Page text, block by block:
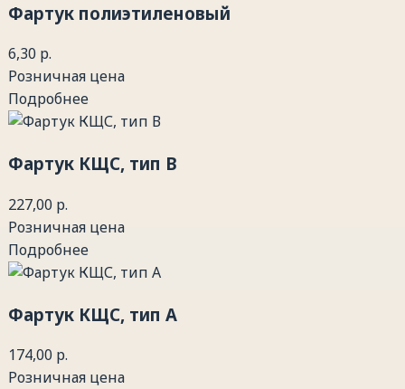
Фартук полиэтиленовый
6,30 р.
Розничная цена
Подробнее
Фартук КЩС, тип В
227,00 р.
Розничная цена
Подробнее
Фартук КЩС, тип А
174,00 р.
Розничная цена